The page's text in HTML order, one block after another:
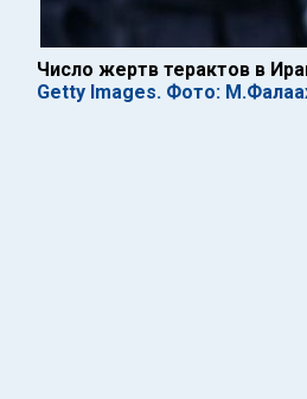
Число жертв терактов в
Getty Images. Фото: